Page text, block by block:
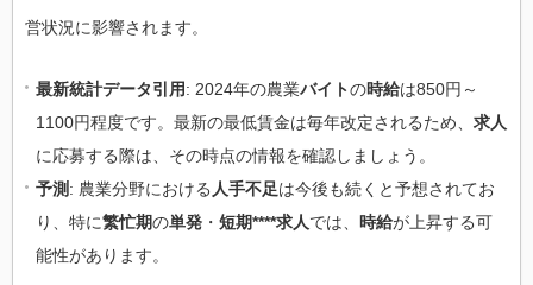
営状況に影響されます。
最新統計データ引用: 2024年の農業バイトの時給は850円～
1100円程度です。最新の最低賃金は毎年改定されるため、 求人
に応募する際は、その時点の情報を確認しましょう。
予測: 農業分野における 人手不足は今後も続くと予想されてお
り、特に繁忙期の単発 ・ 短期****求人では、 時給が上昇する可
能性があります。